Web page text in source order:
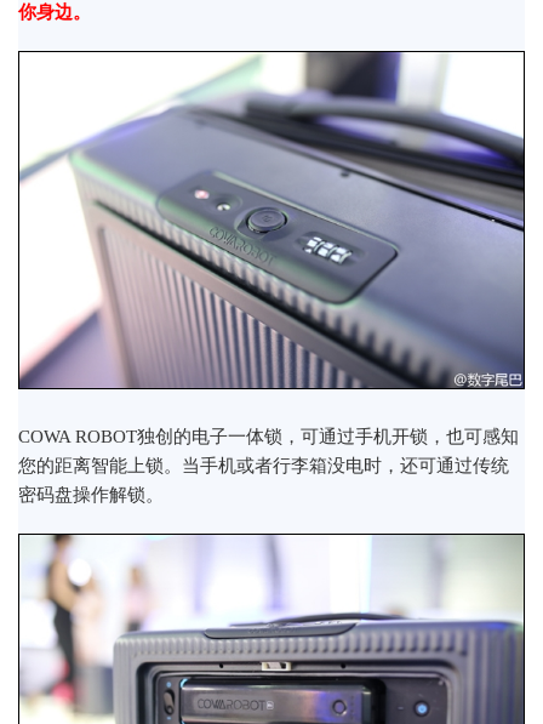
你身边。
COWA ROBOT独创的电子一体锁，可通过手机开锁，也可感知
您的距离智能上锁。当手机或者行李箱没电时，还可通过传统
密码盘操作解锁。